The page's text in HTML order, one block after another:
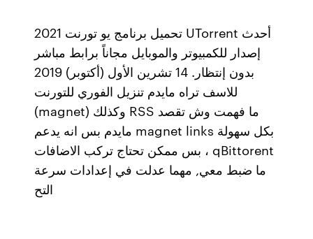
تحميل برنامج يو تورنت 2021 UTorrent أحدث
إصدار للكمبيوتر والموبايل مجاناً برابط مباشر
بدون إنتظار. 14 تشرين الأول (أكتوبر) 2019
للاسف تراه مايدم تنزيل الفوري للتورنت
(magnet) وكذلك RSS ما فهمت وش تقصد
مايدم بس انه يدعم magnet links بكل سهولة
، بس ممكن تحتاج تركب الاضافات qBittorent
ما ضبط معي, مهما عدلت في إعدادات سرعة
التح